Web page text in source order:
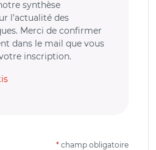
synthèse
l’actualité des
Merci de confirmer
dans le mail que vous
inscription.
* champ obligatoire